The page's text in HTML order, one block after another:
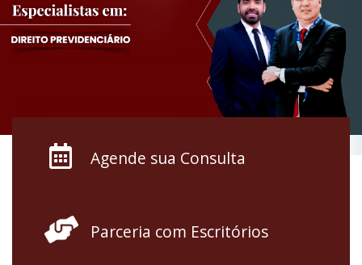
Agende sua Consulta
Parceria com Escritórios